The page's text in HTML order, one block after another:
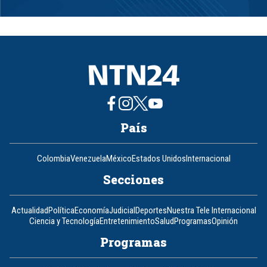
1
8
País
ColombiaVenezuelaMéxicoEstados UnidosInternacional
Secciones
ActualidadPolíticaEconomíaJudicialDeportesNuestra Tele Internacional
Ciencia y TecnologíaEntretenimientoSaludProgramasOpinión
Programas